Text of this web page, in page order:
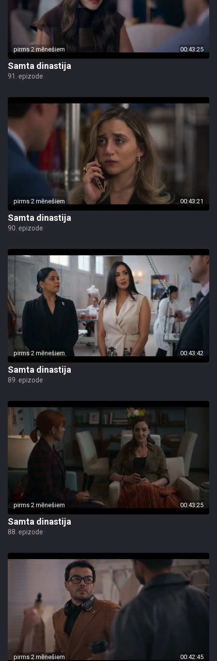
pirms 2 mēnešiem 00:43:25
Samta dinastija
91. epizode
pirms 2 mēnešiem 00:43:21
Samta dinastija
90. epizode
pirms 2 mēnešiem 00:43:42
Samta dinastija
89. epizode
pirms 2 mēnešiem 00:43:25
Samta dinastija
88. epizode
pirms 2 mēnešiem 00:42:45